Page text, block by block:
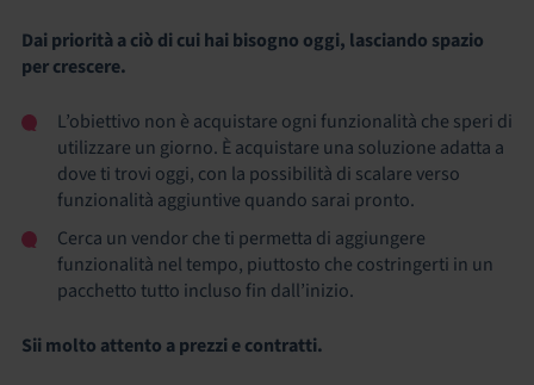
Dai priorità a ciò di cui hai bisogno oggi, lasciando spazio
per crescere.
L’obiettivo non è acquistare ogni funzionalità che speri di
utilizzare un giorno. È acquistare una soluzione adatta a
dove ti trovi oggi, con la possibilità di scalare verso
funzionalità aggiuntive quando sarai pronto.
Cerca un vendor che ti permetta di aggiungere
funzionalità nel tempo, piuttosto che costringerti in un
pacchetto tutto incluso fin dall’inizio.
Sii molto attento a prezzi e contratti.